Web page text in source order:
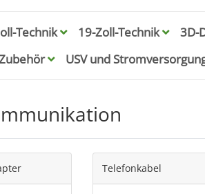
Technik 19-Zoll-Technik 3D-
USV und
Telefonkabel